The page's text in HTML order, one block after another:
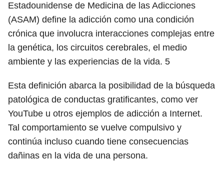
Estadounidense de Medicina de las Adicciones
(ASAM) define la adicción como una condición
crónica que involucra interacciones complejas entre
la genética, los circuitos cerebrales, el medio
ambiente y las experiencias de la vida. 5
Esta definición abarca la posibilidad de la búsqueda
patológica de conductas gratificantes, como ver
YouTube u otros ejemplos de adicción a Internet.
Tal comportamiento se vuelve compulsivo y
continúa incluso cuando tiene consecuencias
dañinas en la vida de una persona.